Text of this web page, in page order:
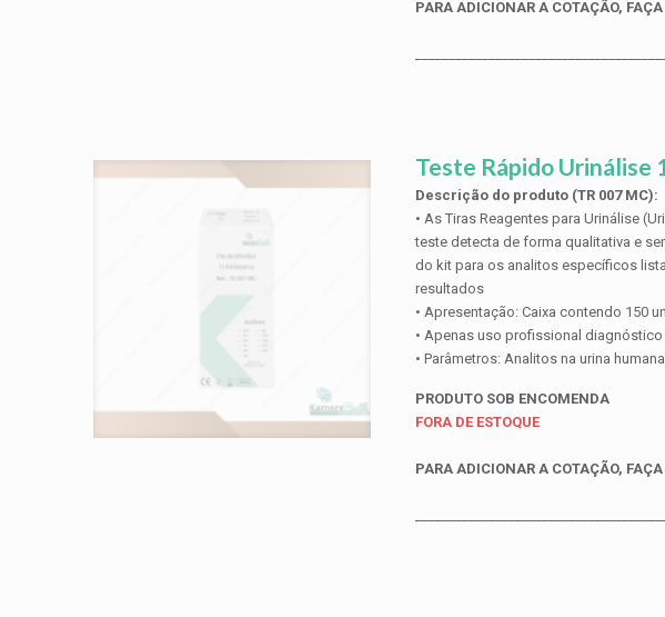
PARA ADICIONAR A COTAÇÃO,
Teste Rápido Urinálise
Descrição do produto (TR 007 MC):
• As Tiras Reagentes para Urinálise
teste detecta de forma qualitativa e
do kit para os analitos específicos
resultados
• Apresentação: Caixa contendo 150
• Apenas uso profissional diagnóstico
• Parâmetros: Analitos na urina
PRODUTO SOB ENCOMENDA
FORA DE ESTOQUE
PARA ADICIONAR A COTAÇÃO,